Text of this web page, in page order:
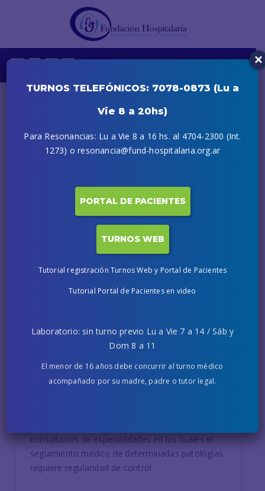
28 ABRIL, 2020
Accesibilidad protegida
autoridad competente, comenzaremos en forma
gradual a ampliar nuestra oferta de servicios
presenciales.
consultorios de especialidades en las cuales el
seguimiento médico de determinadas patologías
requiere regularidad de control.
TURNOS TELEFÓNICOS: 7078-0873 (Lu a
Vie 8 a 20hs)
Para Resonancias: Lu a Vie 8 a 16 hs. al 4704-2300 (Int.
1273) o resonancia@fund-hospitalaria.org.ar
PORTAL DE PACIENTES
TURNOS WEB
Tutorial registración Turnos Web y Portal de Pacientes
Tutorial Portal de Pacientes en video
Laboratorio: sin turno previo Lu a Vie 7 a 14 / Sáb y
Dom 8 a 11
El menor de 16 años debe concurrir al turno médico
acompañado por su madre, padre o tutor legal.
×